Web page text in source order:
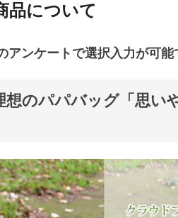
品について
ンケートで選択入力が可能
のパパバッグ「思い